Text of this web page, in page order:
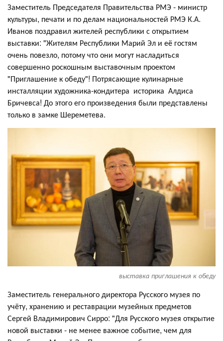
Заместитель Председателя Правительства РМЭ - министр
культуры, печати и по делам национальностей РМЭ К.А.
Иванов поздравил жителей республики с открытием
выставки: "Жителям Республики Марий Эл и её гостям
очень повезло, потому что они могут насладиться
совершенно роскошным выставочным проектом
"Приглашение к обеду"! Потрясающие кулинарные
инсталляции художника-кондитера историка Алдиса
Бричевса! До этого его произведения были представлены
только в замке Шереметева.
выставка приглашения к обеду
Заместитель генерального директора Русского музея по
учёту, хранению и реставрации музейных предметов
Сергей Владимирович Сирро: "Для Русского музея открытие
новой выставки - не менее важное событие, чем для